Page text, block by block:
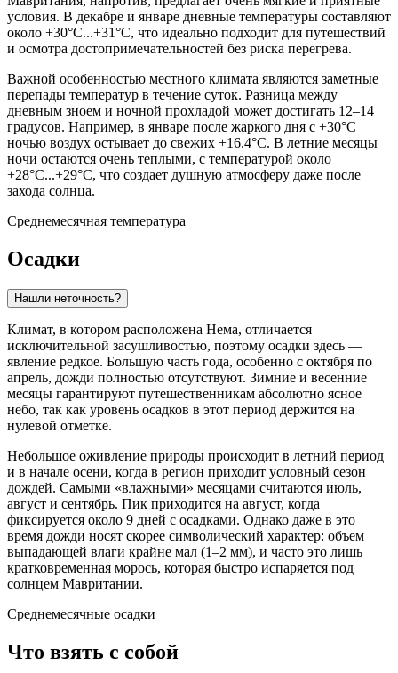
условия. В декабре и январе дневные температуры составляют
около +30°C...+31°C, что идеально подходит для путешествий
и осмотра достопримечательностей без риска перегрева.
Важной особенностью местного климата являются заметные
перепады температур в течение суток. Разница между
дневным зноем и ночной прохладой может достигать 12–14
градусов. Например, в январе после жаркого дня с +30°C
ночью воздух остывает до свежих +16.4°C. В летние месяцы
ночи остаются очень теплыми, с температурой около
+28°C...+29°C, что создает душную атмосферу даже после
захода солнца.
Среднемесячная температура
Осадки
Нашли неточность?
Климат, в котором расположена Нема, отличается
исключительной засушливостью, поэтому осадки здесь —
явление редкое. Большую часть года, особенно с октября по
апрель, дожди полностью отсутствуют. Зимние и весенние
месяцы гарантируют путешественникам абсолютно ясное
небо, так как уровень осадков в этот период держится на
нулевой отметке.
Небольшое оживление природы происходит в летний период
и в начале осени, когда в регион приходит условный сезон
дождей. Самыми «влажными» месяцами считаются июль,
август и сентябрь. Пик приходится на август, когда
фиксируется около 9 дней с осадками. Однако даже в это
время дожди носят скорее символический характер: объем
выпадающей влаги крайне мал (1–2 мм), и часто это лишь
кратковременная морось, которая быстро испаряется под
солнцем Мавритании.
Среднемесячные осадки
Что взять с собой